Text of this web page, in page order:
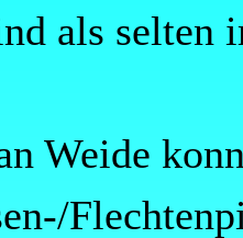
als selten
Weide